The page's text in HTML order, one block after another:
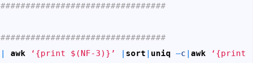
|
awk ‘{print $(NF-3)}’ | sort | uniq –c | awk ‘{print